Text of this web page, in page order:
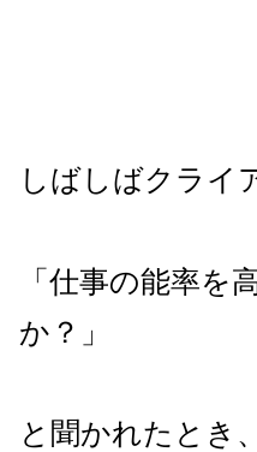
しばしばクライ
「仕事の能率
か？」
と聞かれたとき